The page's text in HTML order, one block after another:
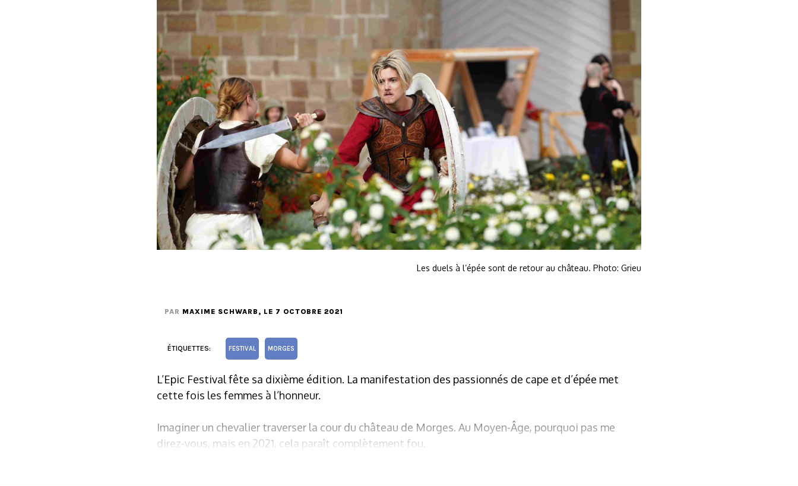
Les duels à l’épée sont de retour au château. Photo: Grieu
PAR MAXIME SCHWARB , LE 7 OCTOBRE 2021
ÉTIQUETTES: FESTIVAL MORGES
L’Epic Festival fête sa dixième édition. La manifestation des passionnés de cape et d’épée met
cette fois les femmes à l’honneur.
Imaginer un chevalier traverser la cour du château de Morges. Au Moyen-Âge, pourquoi pas me
direz-vous, mais en 2021, cela paraît complètement fou.